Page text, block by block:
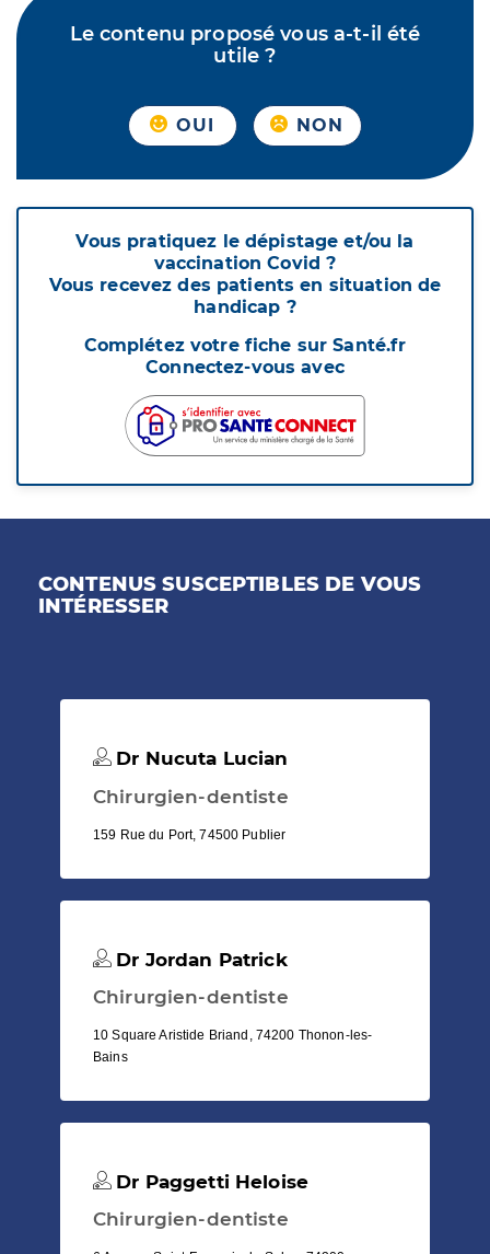
Le contenu proposé vous a-t-il été
utile ?
OUI NON
Vous pratiquez le dépistage et/ou la
vaccination Covid ?
Vous recevez des patients en situation de
handicap ?
Complétez votre fiche sur Santé.fr
Connectez-vous avec
CONTENUS SUSCEPTIBLES DE VOUS
INTÉRESSER
Dr Nucuta Lucian
Chirurgien-dentiste
159 Rue du Port, 74500 Publier
Dr Jordan Patrick
Chirurgien-dentiste
10 Square Aristide Briand, 74200 Thonon-les-
Bains
Dr Paggetti Heloise
Chirurgien-dentiste